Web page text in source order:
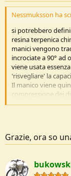
Nessmuksson ha
si potrebbero
resina terpenica
manici vengono
incrociate a 90°
viene usata
'risvegliare' la
Il manico viene
compressione dei
procede con la
A questo punto il
Grazie, ora so